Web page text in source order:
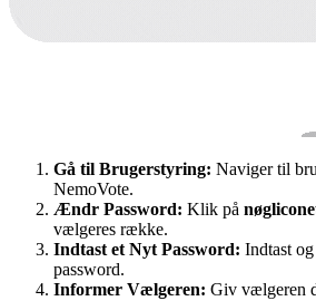
Gå til Brugerstyring: Naviger til
NemoVote.
Ændr Password: Klik på
vælgeres række.
Indtast et Nyt Password: Indtast
password.
Informer Vælgeren: Giv vælgeren